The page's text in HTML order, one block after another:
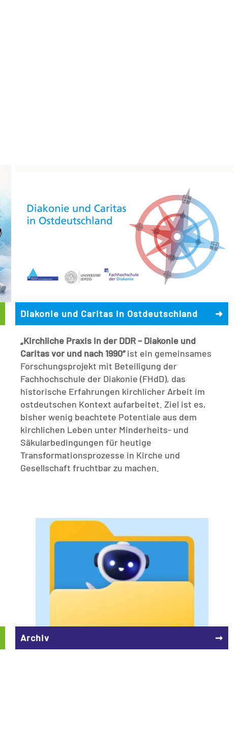
Diakonie und Caritas in Ostdeutschland ➜
„Kirchliche Praxis in der DDR – Diakonie und
Caritas vor und nach 1990“ist ein gemeinsames
Forschungsprojekt mit Beteiligung der
Fachhochschule der Diakonie (FHdD), das
historische Erfahrungen kirchlicher Arbeit im
ostdeutschen Kontext aufarbeitet. Ziel ist es,
bisher wenig beachtete Potentiale aus dem
kirchlichen Leben unter Minderheits- und
Säkularbedingungen für heutige
Transformationsprozesse in Kirche und
Gesellschaft fruchtbar zu machen.
Archiv ➞